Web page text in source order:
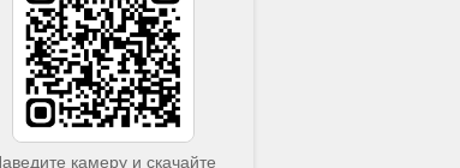
камеру и скачайте